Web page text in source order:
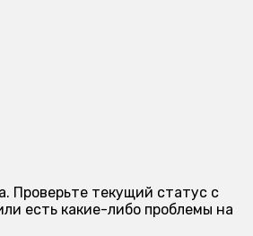
Проверьте текущий статус с
есть какие-либо проблемы на